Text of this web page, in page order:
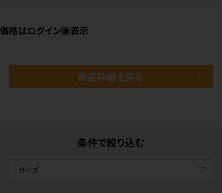
価格はログイン後表示
商品詳細を見る
条件で絞り込む
サイズ